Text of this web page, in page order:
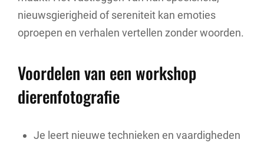
nieuwsgierigheid of sereniteit kan emoties
oproepen en verhalen vertellen zonder woorden.
Voordelen van een workshop
dierenfotografie
Je leert nieuwe technieken en vaardigheden